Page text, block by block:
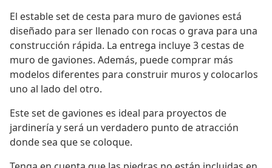
El estable set de cesta para muro de gaviones está
diseñado para ser llenado con rocas o grava para una
construcción rápida. La entrega incluye 3 cestas de
muro de gaviones. Además, puede comprar más
modelos diferentes para construir muros y colocarlos
uno al lado del otro.
Este set de gaviones es ideal para proyectos de
jardinería y será un verdadero punto de atracción
donde sea que se coloque.